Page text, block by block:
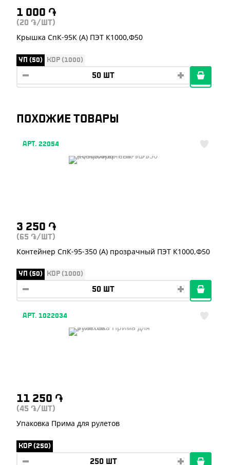
1 000 ֏
(20 ֏/ШТ)
Крышка СпК-95К (А) ПЭТ К1000,Ф50
УП (50) КОР (1000)
ПОХОЖИЕ ТОВАРЫ
АРТ. 22054
3 250 ֏
(65 ֏ /ШТ)
Контейнер СпК-95-350 (А) прозрачный ПЭТ К1000,Ф50
УП (50) КОР (1000)
АРТ. 1022034
11 250 ֏
(45 ֏/ШТ)
Упаковка Прима для рулетов
КОР (250)